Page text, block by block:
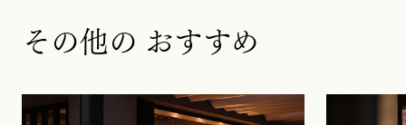
その他の おすすめ